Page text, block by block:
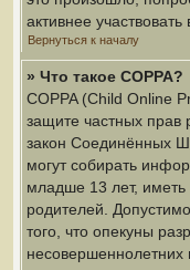
активнее участвовать
Вернуться к началу
» Что такое COPPA?
COPPA (Child Online
защите частных прав
закон Соединённых
могут собирать
младше 13 лет, иметь
родителей.
того, что опекуны